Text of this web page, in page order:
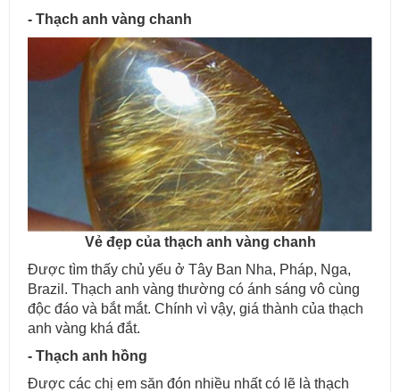
- Thạch anh vàng chanh
Vẻ đẹp của thạch anh vàng chanh
Được tìm thấy chủ yếu ở Tây Ban Nha, Pháp, Nga,
Brazil. Thạch anh vàng thường có ánh sáng vô cùng
độc đáo và bắt mắt. Chính vì vậy, giá thành của thạch
anh vàng khá đắt.
- Thạch anh hồng
Được các chị em săn đón nhiều nhất có lẽ là thạch
Mẫu bàn ăn mặt đá tự nhiên cao cấp và sang trọng cho gia đình
thân yêu của bạn.